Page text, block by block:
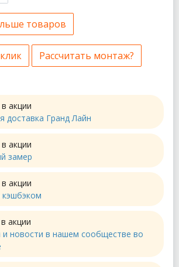
товаров
Рассчитать монтаж?
акции
доставка Гранд Лайн
акции
замер
акции
акции
и новости в нашем сообществе во